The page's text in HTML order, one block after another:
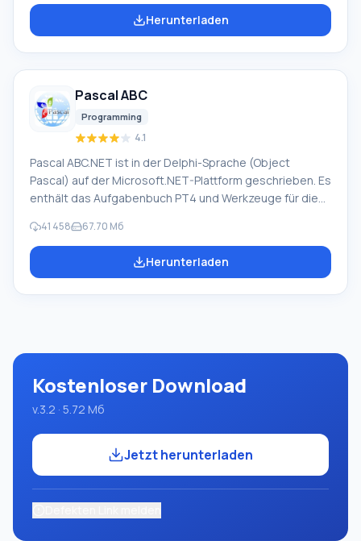
für Privatanwender und Unternehmen. Die PROMT-
Software bietet Übersetzungen beliebiger Texte mit
russische Oberfläche oder E-Mails von einem
ausländischen Unternehmen.
Herunterladen
Pascal ABC
Programming
4.1
Pascal ABC.NET ist in der Delphi-Sprache (Object
Pascal) auf der Microsoft.NET-Plattform geschrieben. Es
enthält das Aufgabenbuch PT4 und Werkzeuge für die
Informatikunterricht der Schulen beim Erlernen der
Programmierung verwendet werden. Der Hauptzweck
des Programmsystems Pascal ABC.NET ist das Studium
Micros
41 458 67.70 Мб
Herunterladen
Kostenloser Download
v.3.2 · 5.72 Мб
Jetzt herunterladen